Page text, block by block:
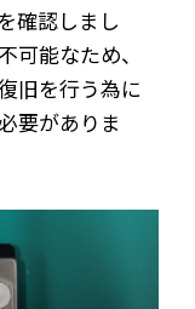
確認しまし
可能なため、
旧を行う為に
要がありま